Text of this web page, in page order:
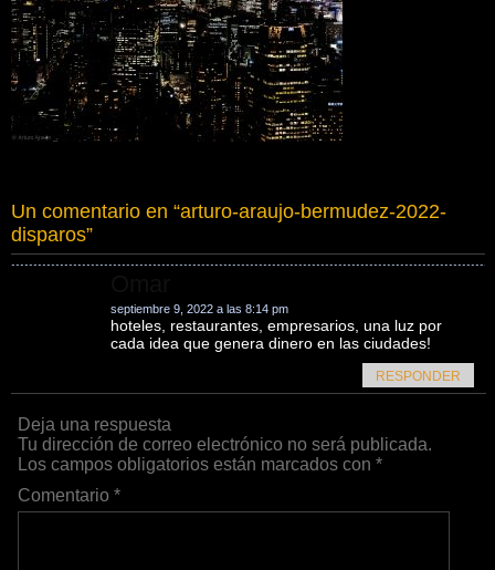
Un comentario en “arturo-araujo-bermudez-2022-
disparos”
septiembre 9, 2022 a las 8:14 pm
hoteles, restaurantes, empresarios, una luz por
cada idea que genera dinero en las ciudades!
RESPONDER
Deja una respuesta
Tu dirección de correo electrónico no será publicada.
Los campos obligatorios están marcados con *
Comentario *